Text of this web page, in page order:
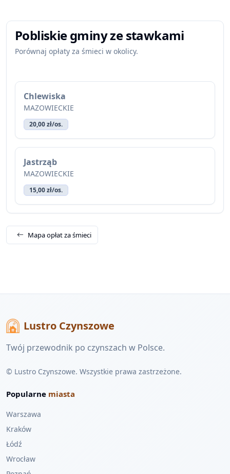
Pobliskie gminy ze stawkami
Porównaj opłaty za śmieci w okolicy.
Chlewiska
MAZOWIECKIE
20,00 zł/os.
Jastrząb
MAZOWIECKIE
15,00 zł/os.
Mapa opłat za śmieci
Lustro Czynszowe
Twój przewodnik po czynszach w Polsce.
© Lustro Czynszowe. Wszystkie prawa zastrzeżone.
Popularne miasta
Warszawa
Kraków
Łódź
Wrocław